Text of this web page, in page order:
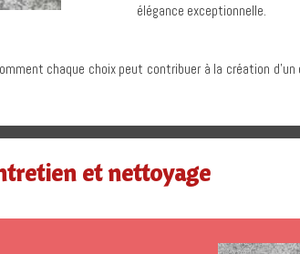
élégance exceptionnelle.
chaque choix peut contribuer à la création
et nettoyage